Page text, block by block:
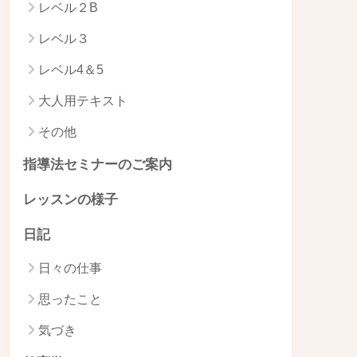
レベル２B
レベル３
レベル4＆5
大人用テキスト
その他
指導法セミナーのご案内
レッスンの様子
日記
日々の仕事
思ったこと
気づき